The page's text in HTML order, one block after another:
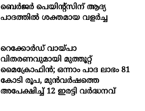
ബെർജർ പെയിന്റ്സിന് ആദ്യ
പാദത്തിൽ ശക്തമായ വളർച്ച
റെക്കോർഡ് വായ്പാ
വിതരണവുമായി മുത്തൂറ്റ്
മൈക്രോഫിൻ; ഒന്നാം പാദ ലാഭം 81
കോടി രൂപ, മുൻവർഷത്തെ
അപേക്ഷിച്ച് 12 ഇരട്ടി വർദ്ധനവ്